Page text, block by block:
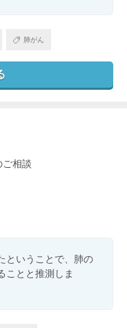
肺がん
ご相談
ということで、肺の
ことと推測しま